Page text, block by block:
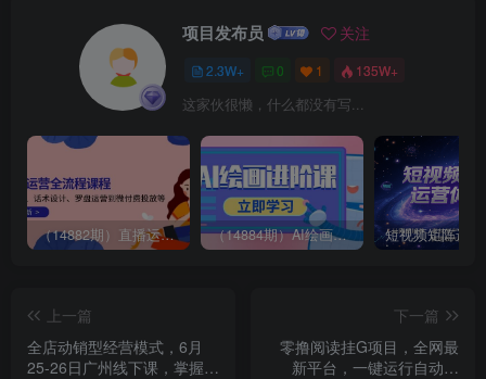
项目发布员 关注
2.3W+ 0 1 135W+
这家伙很懒，什么都没有写...
（14882期）直播运营全流程课程-5月更新：从起号、话术设计、罗盘运营到微付费投放等 （14884期）AI绘画进阶课，涵盖电商摄影等多领域，PS操作与AI工具使用全面教学
上一篇
全店动销型经营模式，6月
25-26日广州线下课，掌握全
下一篇
零撸阅读挂G项目，全网最
新平台，一键运行自动阅